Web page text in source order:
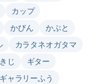
カップ
かびん
かぶと
カラタネオガタマ
きじ
ギター
ギャラリーふう